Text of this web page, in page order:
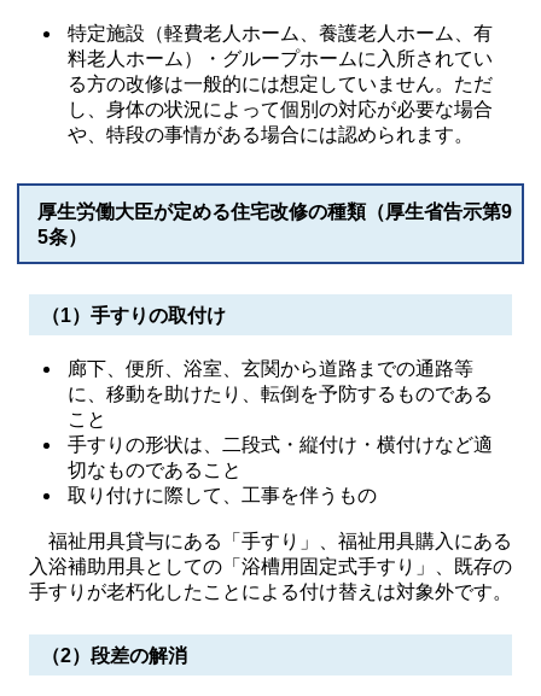
特定施設（軽費老人ホーム、養護老人ホーム、有
料老人ホーム）・グループホームに入所されてい
る方の改修は一般的には想定していません。ただ
し、身体の状況によって個別の対応が必要な場合
や、特段の事情がある場合には認められます。
厚生労働大臣が定める住宅改修の種類（厚生省告示第9
5条）
（1）手すりの取付け
廊下、便所、浴室、玄関から道路までの通路等
に、移動を助けたり、転倒を予防するものである
こと
​手すりの形状は、二段式・縦付け・横付けなど適
切なものであること
取り付けに際して、工事を伴うもの
​福祉用具貸与にある「手すり」、福祉用具購入にある
入浴補助用具としての「浴槽用固定式手すり」、既存の
手すりが老朽化したことによる付け替えは対象外です。
（2）段差の解消